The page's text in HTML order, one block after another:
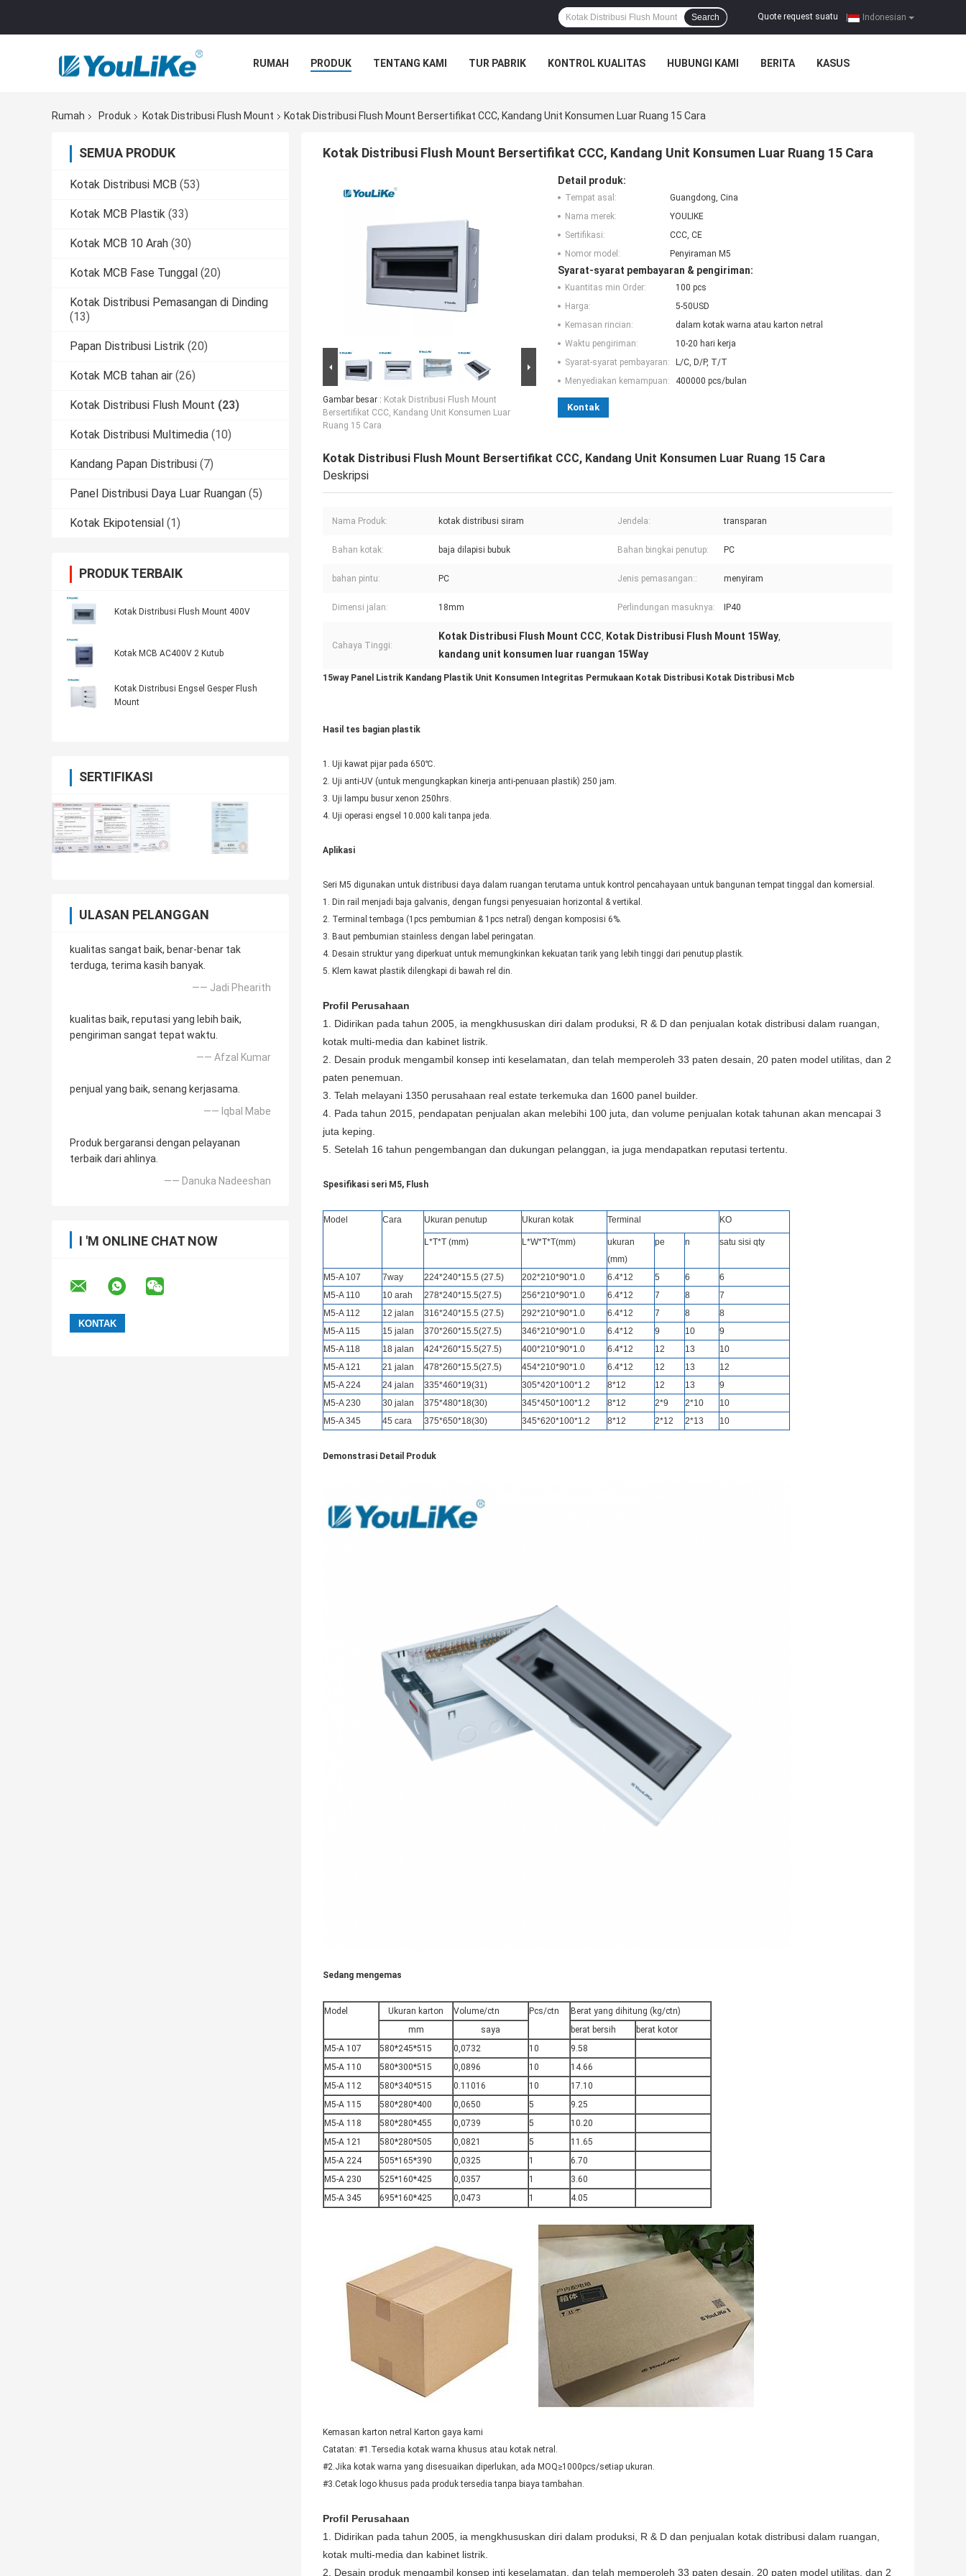
Indonesian
Quote request suatu
Search
RUMAH PRODUK TENTANG KAMI TUR PABRIK KONTROL KUALITAS HUBUNGI KAMI BERITA KASUS
Rumah Produk Kotak Distribusi Flush Mount Kotak Distribusi Flush Mount Bersertifikat CCC, Kandang Unit Konsumen Luar Ruang 15 Cara
SEMUA PRODUK
Kotak Distribusi MCB (53)
Kotak MCB Plastik (33)
Kotak MCB 10 Arah (30)
Kotak MCB Fase Tunggal (20)
Kotak Distribusi Pemasangan di Dinding
(13)
Papan Distribusi Listrik (20)
Kotak MCB tahan air (26)
Kotak Distribusi Flush Mount (23)
Kotak Distribusi Multimedia (10)
Kandang Papan Distribusi (7)
Panel Distribusi Daya Luar Ruangan (5)
Kotak Ekipotensial (1)
PRODUK TERBAIK
Kotak Distribusi Flush Mount 400V
Kotak MCB AC400V 2 Kutub
Kotak Distribusi Engsel Gesper Flush
Mount
SERTIFIKASI
ULASAN PELANGGAN
kualitas sangat baik, benar-benar tak
terduga, terima kasih banyak.
—— Jadi Phearith
kualitas baik, reputasi yang lebih baik,
pengiriman sangat tepat waktu.
—— Afzal Kumar
penjual yang baik, senang kerjasama.
—— Iqbal Mabe
Produk bergaransi dengan pelayanan
terbaik dari ahlinya.
—— Danuka Nadeeshan
I 'M ONLINE CHAT NOW
Kotak Distribusi Flush Mount Bersertifikat CCC, Kandang Unit Konsumen Luar Ruang 15 Cara
Gambar besar : Kotak Distribusi Flush Mount
Bersertifikat CCC, Kandang Unit Konsumen Luar
Ruang 15 Cara
Detail produk:
Tempat asal:
Guangdong, Cina
Nama merek:
YOULIKE
Sertifikasi:
CCC, CE
Nomor model:
Penyiraman M5
Syarat-syarat pembayaran & pengiriman:
Kuantitas min Order:
100 pcs
Harga:
5-50USD
Kemasan rincian:
dalam kotak warna atau karton netral
Waktu pengiriman:
10-20 hari kerja
Syarat-syarat pembayaran:
L/C, D/P, T/T
Menyediakan kemampuan:
400000 pcs/bulan
Kontak
Kotak Distribusi Flush Mount Bersertifikat CCC, Kandang Unit Konsumen Luar Ruang 15 Cara
Deskripsi
Nama Produk: kotak distribusi siram Jendela: transparan
Bahan kotak: baja dilapisi bubuk Bahan bingkai penutup: PC
bahan pintu: PC Jenis pemasangan:: menyiram
Dimensi jalan: 18mm Perlindungan masuknya: IP40
Cahaya Tinggi:
Kotak Distribusi Flush Mount CCC, Kotak Distribusi Flush Mount 15Way,
kandang unit konsumen luar ruangan 15Way
15way Panel Listrik Kandang Plastik Unit Konsumen Integritas Permukaan Kotak Distribusi Kotak Distribusi Mcb
Hasil tes bagian plastik
1. Uji kawat pijar pada 650℃.
2. Uji anti-UV (untuk mengungkapkan kinerja anti-penuaan plastik) 250 jam.
3. Uji lampu busur xenon 250hrs.
4. Uji operasi engsel 10.000 kali tanpa jeda.
Aplikasi
Seri M5 digunakan untuk distribusi daya dalam ruangan terutama untuk kontrol pencahayaan untuk bangunan tempat tinggal dan komersial.
1. Din rail menjadi baja galvanis, dengan fungsi penyesuaian horizontal & vertikal.
2. Terminal tembaga (1pcs pembumian & 1pcs netral) dengan komposisi 6%.
3. Baut pembumian stainless dengan label peringatan.
4. Desain struktur yang diperkuat untuk memungkinkan kekuatan tarik yang lebih tinggi dari penutup plastik.
5. Klem kawat plastik dilengkapi di bawah rel din.
Profil Perusahaan
1. Didirikan pada tahun 2005, ia mengkhususkan diri dalam produksi, R & D dan penjualan kotak distribusi dalam ruangan,
kotak multi-media dan kabinet listrik.
2. Desain produk mengambil konsep inti keselamatan, dan telah memperoleh 33 paten desain, 20 paten model utilitas, dan 2
paten penemuan.
3. Telah melayani 1350 perusahaan real estate terkemuka dan 1600 panel builder.
4. Pada tahun 2015, pendapatan penjualan akan melebihi 100 juta, dan volume penjualan kotak tahunan akan mencapai 3
juta keping.
5. Setelah 16 tahun pengembangan dan dukungan pelanggan, ia juga mendapatkan reputasi tertentu.
Spesifikasi seri M5, Flush
Model Cara Ukuran penutup Ukuran kotak Terminal KO
L*T*T (mm) L*W*T*T(mm)
ukuran
(mm)
pe n satu sisi qty
M5-A 107 7way 224*240*15.5 (27.5) 202*210*90*1.0 6.4*12 5 6
6
M5-A 110
10 arah 278*240*15.5(27.5) 256*210*90*1.0 6.4*12 7 8
7
M5-A 112
12 jalan 316*240*15.5 (27.5) 292*210*90*1.0 6.4*12 7 8
8
M5-A 115
15 jalan 370*260*15.5(27.5) 346*210*90*1.0 6.4*12 9 10
9
M5-A 118
18 jalan 424*260*15.5(27.5) 400*210*90*1.0 6.4*12 12 13
10
M5-A 121
21 jalan 478*260*15.5(27.5) 454*210*90*1.0 6.4*12 12 13
12
M5-A 224
24 jalan 335*460*19(31) 305*420*100*1.2 8*12 12 13
9
M5-A 230
30 jalan 375*480*18(30) 345*450*100*1.2 8*12 2*9 2*10
10
M5-A 345
45 cara 375*650*18(30) 345*620*100*1.2 8*12 2*12 2*13 10
Demonstrasi Detail Produk
Sedang mengemas
Model Ukuran karton Volume/ctn Pcs/ctn
Berat yang dihitung (kg/ctn)
mm
saya berat bersih
berat kotor
M5-A 107
580*245*515 0,0732 10
9.58
M5-A 110
580*300*515 0,0896 10
14.66
M5-A 112
580*340*515 0.11016 10
17.10
M5-A 115
580*280*400 0,0650 5
9.25
M5-A 118
580*280*455 0,0739 5
10.20
M5-A 121
580*280*505 0,0821 5
11.65
M5-A 224
505*165*390 0,0325 1
6.70
M5-A 230
525*160*425 0,0357 1
3.60
M5-A 345
695*160*425 0,0473 1 4.05
Kemasan karton netral Karton gaya kami
Catatan: #1.Tersedia kotak warna khusus atau kotak netral.
#2.Jika kotak warna yang disesuaikan diperlukan, ada MOQ≥1000pcs/setiap ukuran.
#3.Cetak logo khusus pada produk tersedia tanpa biaya tambahan.
Profil Perusahaan
1. Didirikan pada tahun 2005, ia mengkhususkan diri dalam produksi, R & D dan penjualan kotak distribusi dalam ruangan,
kotak multi-media dan kabinet listrik.
2. Desain produk mengambil konsep inti keselamatan, dan telah memperoleh 33 paten desain, 20 paten model utilitas, dan 2